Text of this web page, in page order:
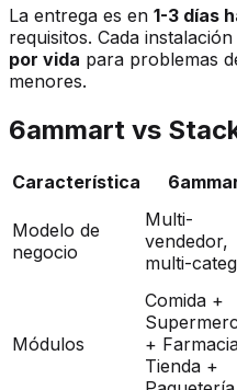
La entrega es en 1-3 días
requisitos. Cada
por vida para problemas
menores.
6ammart vs
Característica
Modelo de
negocio
Multi-
vendedor,
multi-
Módulos
Comida +
+
Tienda +